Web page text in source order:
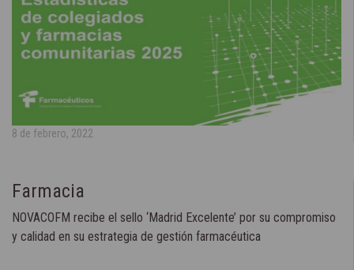
8 de febrero, 2022
Farmacia
NOVACOFM recibe el sello ‘Madrid Excelente’ por su compromiso
y calidad en su estrategia de gestión farmacéutica